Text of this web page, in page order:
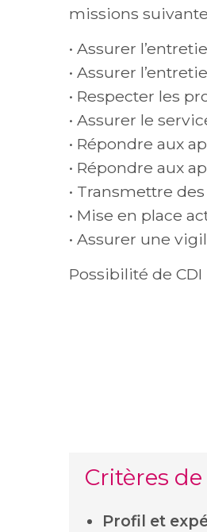
missions
• Assurer
• Assurer
• Respecter les
• Assurer le
• Répondre aux
• Répondre aux
• Transmettre
• Mise en place
• Assurer une
Possibilité de CDI
Critères
Profil et